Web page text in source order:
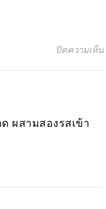
ปิดความเห็น
ผสามสองรสเข้า